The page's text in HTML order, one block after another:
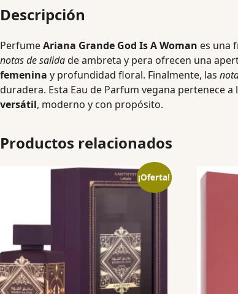
Descripción
PerfumeAriana Grande God Is A Woman es una
notas de salidade ambreta y pera ofrecen una
femenina y profundidad floral. Finalmente, las
duradera. Esta Eau de Parfum vegana pertenece a
versátil, moderno y con propósito.
Productos relacionados
¡Oferta!